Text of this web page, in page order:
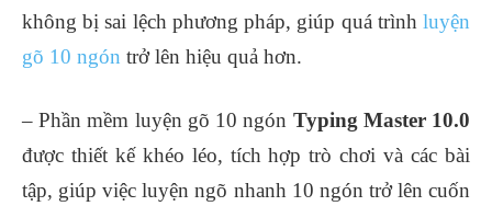
không bị sai lệch phương pháp, giúp quá trình luyện
gõ 10 ngón trở lên hiệu quả hơn.
– Phần mềm luyện gõ 10 ngón Typing Master 10.0
được thiết kế khéo léo, tích hợp trò chơi và các bài
tập, giúp việc luyện ngõ nhanh 10 ngón trở lên cuốn